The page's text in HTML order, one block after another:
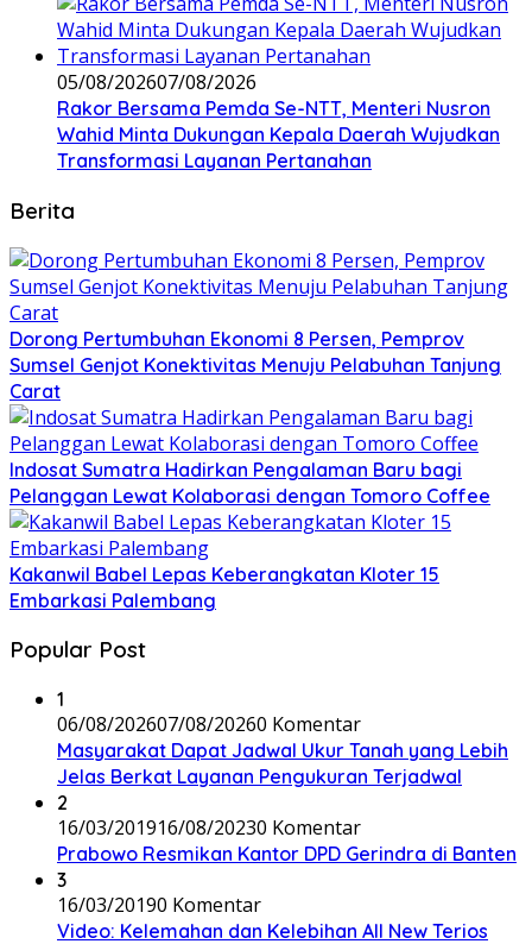
05/08/202607/08/2026
Rakor Bersama Pemda Se-NTT, Menteri Nusron
Wahid Minta Dukungan Kepala Daerah Wujudkan
Transformasi Layanan Pertanahan
Berita
Dorong Pertumbuhan Ekonomi 8 Persen, Pemprov
Sumsel Genjot Konektivitas Menuju Pelabuhan Tanjung
Carat
Indosat Sumatra Hadirkan Pengalaman Baru bagi
Pelanggan Lewat Kolaborasi dengan Tomoro Coffee
Kakanwil Babel Lepas Keberangkatan Kloter 15
Embarkasi Palembang
Popular Post
1
06/08/202607/08/20260 Komentar
Masyarakat Dapat Jadwal Ukur Tanah yang Lebih
Jelas Berkat Layanan Pengukuran Terjadwal
2
16/03/201916/08/20230 Komentar
Prabowo Resmikan Kantor DPD Gerindra di Banten
3
16/03/20190 Komentar
Video: Kelemahan dan Kelebihan All New Terios